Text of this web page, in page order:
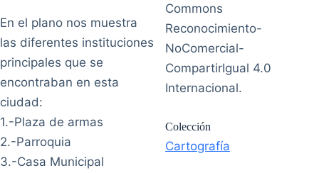
En el plano nos muestra
las diferentes instituciones
principales que se
encontraban en esta
ciudad:
1.-Plaza de armas
2.-Parroquia
3.-Casa Municipal
Commons
Reconocimiento-
NoComercial-
CompartirIgual 4.0
Internacional.
Colección
Cartografía